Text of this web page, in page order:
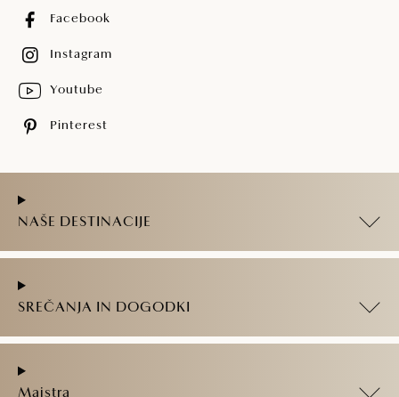
Facebook
Instagram
Youtube
Pinterest
NAŠE DESTINACIJE
SREČANJA IN DOGODKI
Maistra